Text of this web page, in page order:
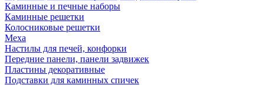
Каминные и печные наборы
Каминные решетки
Колосниковые решетки
Меха
Настилы для печей, конфорки
Передние панели, панели задвижек
Пластины декоративные
Подставки для каминных спичек